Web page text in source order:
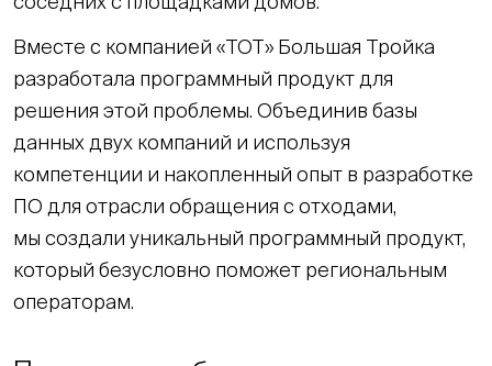
Вместе с компанией «ТОТ» Большая Тройка
разработала программный продукт для
решения этой проблемы. Объединив базы
данных двух компаний и используя
компетенции и накопленный опыт в разработке
ПО для отрасли обращения с отходами,
мы создали уникальный программный продукт,
который безусловно поможет региональным
операторам.